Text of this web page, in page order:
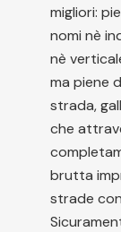
migliori:
nomi nè
nè
ma piene
strada,
che
brutta
strade